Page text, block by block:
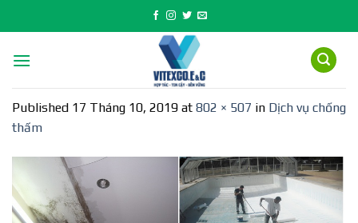
to
Published 17 Tháng 10, 2019 at 802 × 507 in Dịch vụ chống
thấm